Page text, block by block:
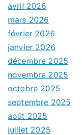
avril 2026
mars 2026
février 2026
janvier 2026
décembre 2025
novembre 2025
octobre 2025
septembre 2025
août 2025
juillet 2025